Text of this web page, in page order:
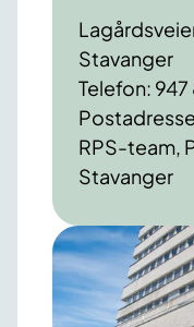
Stavanger
Telefon: 947
RPS-team,
Stavanger